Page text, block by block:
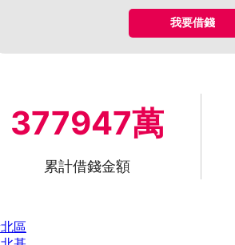
我要借錢
377947萬
累計借錢金額